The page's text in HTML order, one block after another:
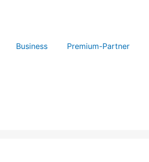
Business Premium-Partner